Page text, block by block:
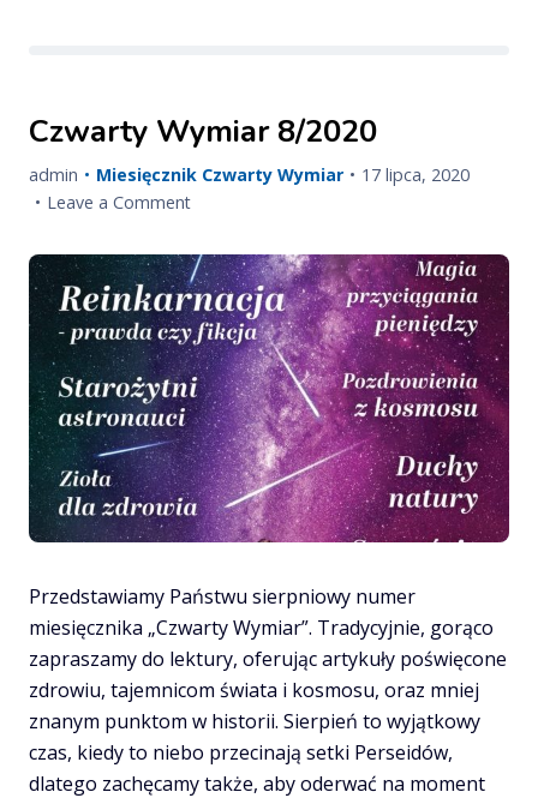
patronujemy
na
Czwarty Wymiar 8/2020
admin Miesięcznik Czwarty Wymiar
Published
17 lipca, 2020Updated
Leave a Commenton
Wymiar
8/2020
Przedstawiamy Państwu sierpniowy numer
miesięcznika „Czwarty Wymiar”. Tradycyjnie, gorąco
zapraszamy do lektury, oferując artykuły poświęcone
zdrowiu, tajemnicom świata i kosmosu, oraz mniej
znanym punktom w historii. Sierpień to wyjątkowy
czas, kiedy to niebo przecinają setki Perseidów,
dlatego zachęcamy także, aby oderwać na moment